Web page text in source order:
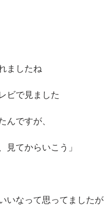
ましたね
ビで見ました
んですが、
見てからいこう」
いなって思ってましたが